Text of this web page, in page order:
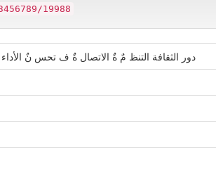
19988
دور الثقافة التنظ مٌ ةٌ الاتصال ةٌ ف تحس نٌ